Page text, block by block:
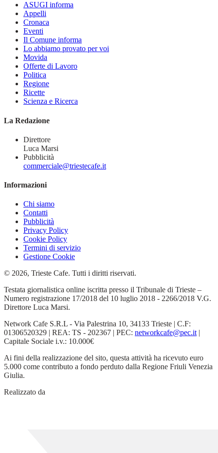
ASUGI informa
Appelli
Cronaca
Eventi
Il Comune informa
Lo abbiamo provato per voi
Movida
Offerte di Lavoro
Politica
Regione
Ricette
Scienza e Ricerca
La Redazione
Direttore
Luca Marsi
Pubblicità
commerciale@triestecafe.it
Informazioni
Chi siamo
Contatti
Pubblicità
Privacy Policy
Cookie Policy
Termini di servizio
Gestione Cookie
© 2026, Trieste Cafe. Tutti i diritti riservati.
Testata giornalistica online iscritta presso il Tribunale di Trieste –
Numero registrazione 17/2018 del 10 luglio 2018 - 2266/2018 V.G.
Direttore Luca Marsi.
Network Cafe S.R.L - Via Palestrina 10, 34133 Trieste | C.F:
01306520329 | REA: TS - 202367 | PEC: networkcafe@pec.it |
Capitale Sociale i.v.: 10.000€
Ai fini della realizzazione del sito, questa attività ha ricevuto euro
5.000 come contributo a fondo perduto dalla Regione Friuli Venezia
Giulia.
Realizzato da